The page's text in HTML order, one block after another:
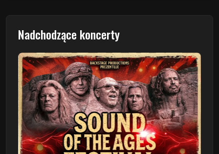
Nadchodzące koncerty
Poprzedni Następny